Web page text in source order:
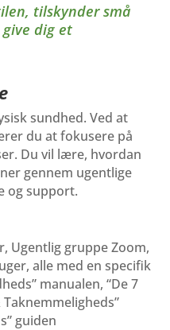
tilskynder små
dig et
sundhed. Ved at
du at fokusere på
Du vil lære, hvordan
gennem ugentlige
og support.
Ugentlig gruppe Zoom,
alle med en specifik
manualen, “De 7
Taknemmeligheds”
guiden